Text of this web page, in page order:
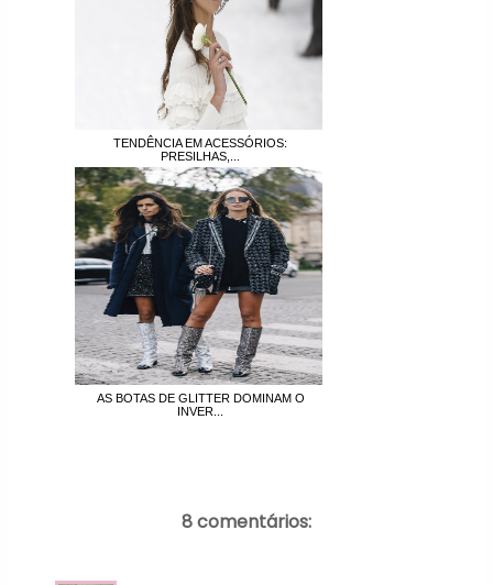
TENDÊNCIA EM ACESSÓRIOS:
PRESILHAS,...
AS BOTAS DE GLITTER DOMINAM O
INVER...
8 comentários: